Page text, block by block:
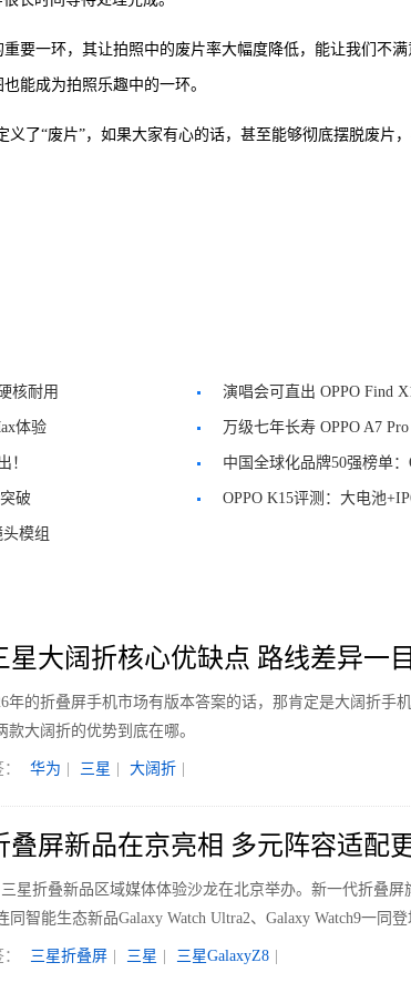
要一环，其让拍照中的废片率大幅度降低，能让我们不
能成为拍照乐趣中的一环。
义了“废片”，如果大家有心的话，甚至能够彻底摆脱废片
核耐用 演唱会可直出 OPPO Find
体验 万级七年长寿 OPPO A7
！ 中国全球化品牌50强榜单
破 OPPO K15评测：大电池
模组
星大阔折核心优缺点 路线差异一
年的折叠屏手机市场有版本答案的话，那肯定是大阔折手
款大阔折的优势到底在哪。
华为 三星 大阔折
叠屏新品在京亮相 多元阵容适配
星折叠新品区域媒体体验沙龙在北京举办。新一代折叠屏
同智能生态新品Galaxy Watch Ultra2、Galaxy Watch9一同登
三星折叠屏 三星 三星GalaxyZ8